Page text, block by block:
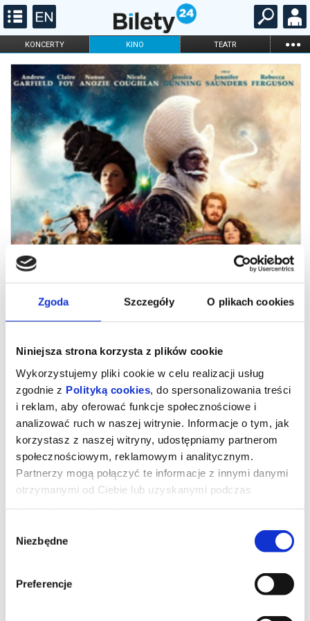
Zgoda Szczegóły O plikach cookies
Niniejsza strona korzysta z plików cookie
Wykorzystujemy pliki cookie w celu realizacji usług
zgodnie z Polityką cookies , do spersonalizowania treści
i reklam, aby oferować funkcje społecznościowe i
analizować ruch w naszej witrynie. Informacje o tym, jak
korzystasz z naszej witryny, udostępniamy partnerom
społecznościowym, reklamowym i analitycznym.
Partnerzy mogą połączyć te informacje z innymi danymi
otrzymanymi od Ciebie lub uzyskanymi podczas
zgody
Niezbędne
Preferencje
KONCERTY KINO TEATR ...
FILHARMONIA OPERA I BALET
STAND-UP
DLA DZIECI
ONLINE KARNETY
DRZEWO MAGII
prowincję. Wkrótce po przyjeździe okazuje się, że najmłodsi
muszą obejść się bez Wi-Fi i ukochanych elektronicznych
gadżetów oraz odkryć uroki świata na świeżym powietrzu.
drzewo, zamieszkane przez barwne, ekscentryczne istoty. Jeśli